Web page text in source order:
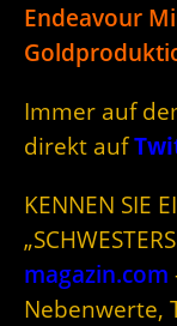
Endeavour
Immer auf
direkt auf
KENNEN SIE
magazin.com
Nebenwerte,